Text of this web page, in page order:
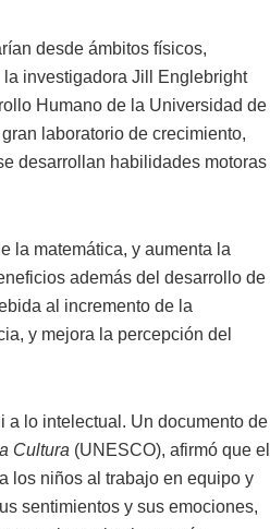
desde ámbitos físicos,
investigadora Jill Englebright
Humano de la Universidad de
laboratorio de crecimiento,
desarrollan habilidades motoras
la matemática, y aumenta la
además del desarrollo de
al incremento de la
y mejora la percepción del
a lo intelectual. Un documento de
Cultura (UNESCO), afirmó que el
los niños al trabajo en equipo y
sentimientos y sus emociones,